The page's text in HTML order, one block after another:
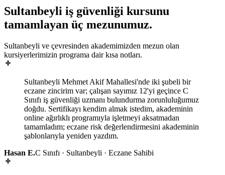
Sultanbeyli iş güvenliği kursunu
tamamlayan üç mezunumuz.
Sultanbeyli ve çevresinden akademimizden mezun olan
kursiyerlerimizin programa dair kısa notları.
Sultanbeyli Mehmet Akif Mahallesi'nde iki şubeli bir
eczane zincirim var; çalışan sayımız 12'yi geçince C
Sınıfı iş güvenliği uzmanı bulundurma zorunluluğumuz
doğdu. Sertifikayı kendim almak istedim, akademinin
online ağırlıklı programıyla işletmeyi aksatmadan
tamamladım; eczane risk değerlendirmesini akademinin
şablonlarıyla yeniden yazdım.
Hasan E.C Sınıfı · Sultanbeyli · Eczane Sahibi